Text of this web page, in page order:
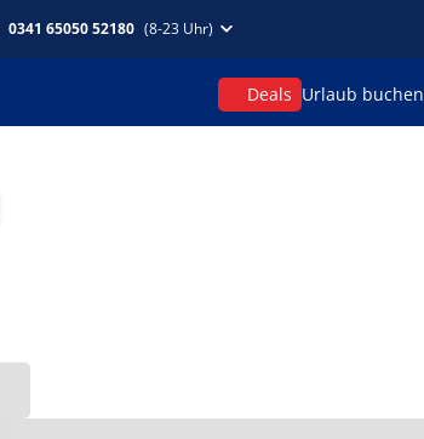
0341 65050 52180 (8-23 Uhr)
Deals Urlaub buchen